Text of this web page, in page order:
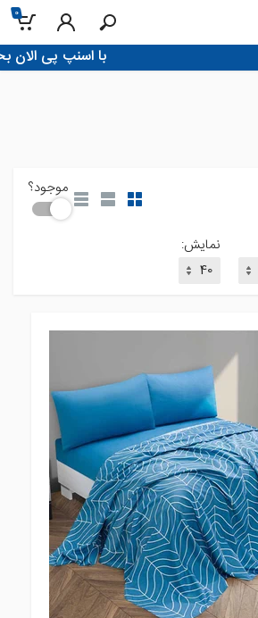
0
!با اسنپ پی الان بخر، تو 4 قسط پرداخت کن
موجود؟
نمایش: